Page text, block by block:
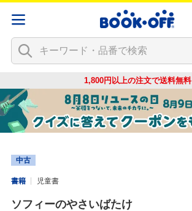
1,800円以上の注文で送料無料
中古
書籍 児童書
ソフィーのやさいばたけ